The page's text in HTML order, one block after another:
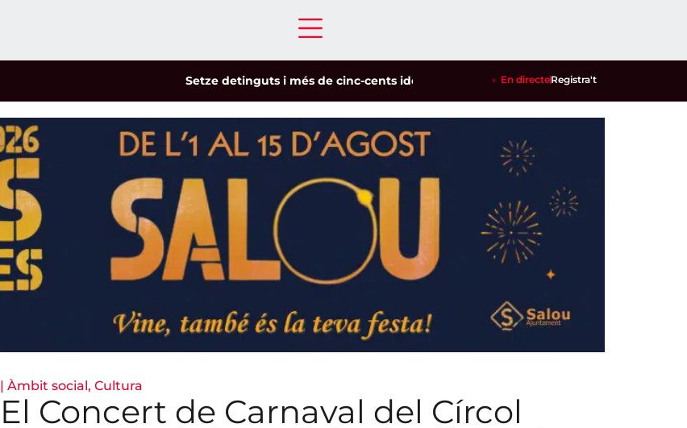
Setze detinguts i més de cinc-cents identificats en un dispositiu policial contra la
En directeRegistra't
| Àmbit social, Cultura
El Concert de Carnaval del Círcol